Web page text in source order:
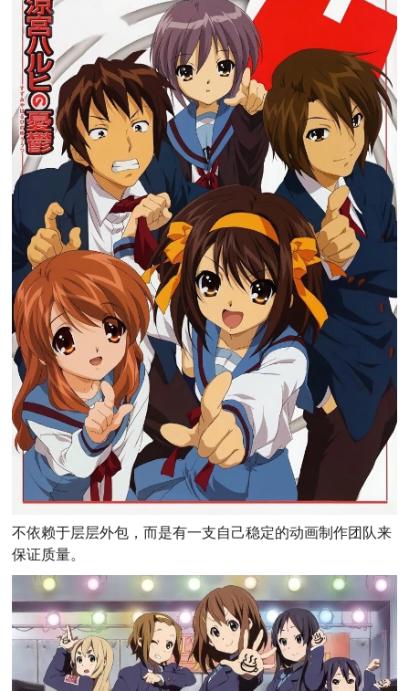
不依赖于层层外包，而是有一支自己稳定的动画制作团队来
保证质量。